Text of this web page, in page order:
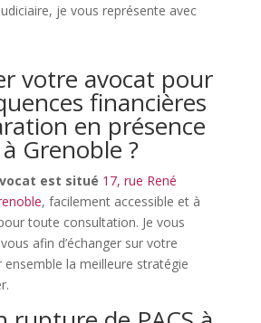
je vous représente avec
votre avocat pour
financières
en présence
Grenoble ?
est situé 17, rue René
, facilement accessible et à
toute consultation. Je vous
afin d’échanger sur votre
la meilleure stratégie